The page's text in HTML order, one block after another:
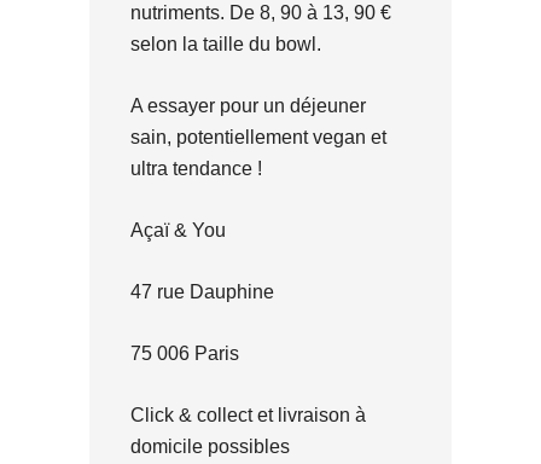
nutriments. De 8, 90 à 13, 90 €
selon la taille du bowl.
A essayer pour un déjeuner
sain, potentiellement vegan et
ultra tendance !
Açaï & You
47 rue Dauphine
75 006 Paris
Click & collect et livraison à
domicile possibles